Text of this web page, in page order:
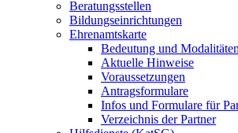
Beratungsstellen
Bildungseinrichtungen
Ehrenamtskarte
Bedeutung und Modalitäten
Aktuelle Hinweise
Voraussetzungen
Antragsformulare
Infos und Formulare für
Verzeichnis der Partner